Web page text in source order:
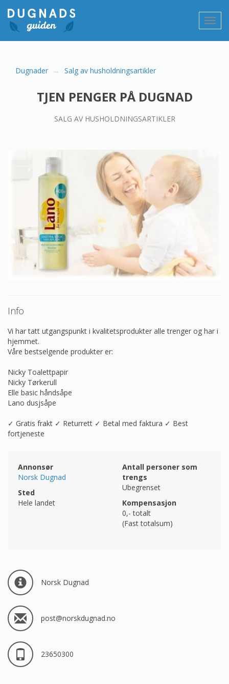
innholdet
Vis/
Dugnader Salg av husholdningsartikler
TJEN PENGER PÅ DUGNAD
SALG AV HUSHOLDNINGSARTIKLER
Info
Vi har tatt utgangspunkt i kvalitetsprodukter alle trenger og har i
hjemmet.
Våre bestselgende produkter er:
Nicky Toalettpapir
Nicky Tørkerull
Elle basic håndsåpe
Lano dusjsåpe
✓ Gratis frakt ✓ Returrett ✓ Betal med faktura ✓ Best
fortjeneste
Annonsør
Norsk Dugnad
Sted
Hele landet
Antall personer som
trengs
Ubegrenset
Kompensasjon
0,- totalt
(Fast totalsum)
Norsk Dugnad
post@norskdugnad.no
23650300